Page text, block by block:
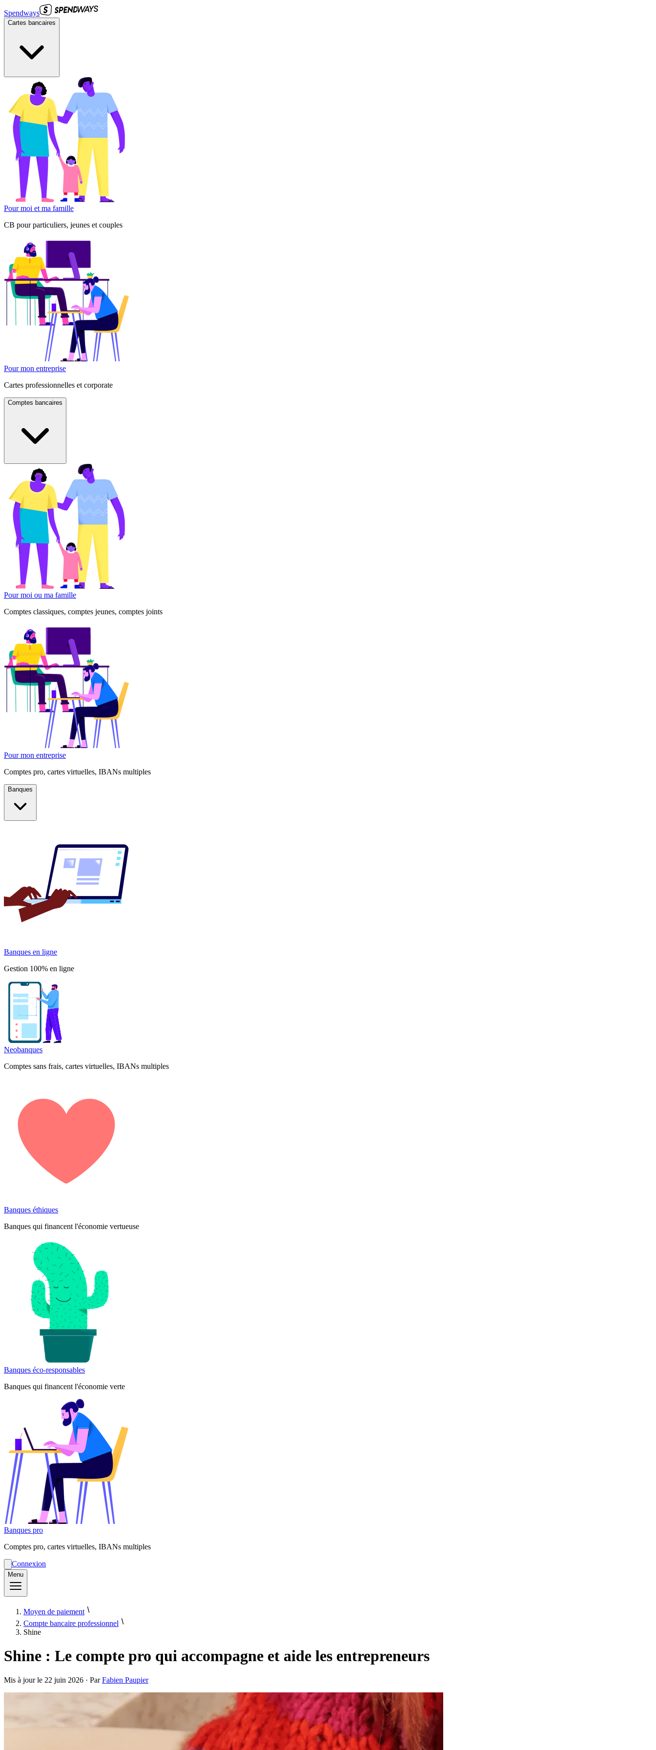
Spendways
Cartes bancaires
Pour moi et ma famille
CB pour particuliers, jeunes et couples
Pour mon entreprise
Cartes professionnelles et corporate
Comptes bancaires
Pour moi ou ma famille
Comptes classiques, comptes jeunes, comptes joints
Pour mon entreprise
Comptes pro, cartes virtuelles, IBANs multiples
Banques
Banques en ligne
Gestion 100% en ligne
Neobanques
Comptes sans frais, cartes virtuelles, IBANs multiples
Banques éthiques
Banques qui financent l'économie vertueuse
Banques éco-responsables
Banques qui financent l'économie verte
Banques pro
Comptes pro, cartes virtuelles, IBANs multiples
Connexion
Menu
Moyen de paiement
Compte bancaire professionnel
Shine
Shine : Le compte pro qui accompagne et aide les entrepreneurs
Mis à jour le 22 juin 2026 · ParFabien Paupier